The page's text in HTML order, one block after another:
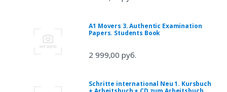
A1 Movers 3. Authentic Examination
Papers. Students Book
2 999,00 руб.
Schritte international Neu 1. Kursbuch